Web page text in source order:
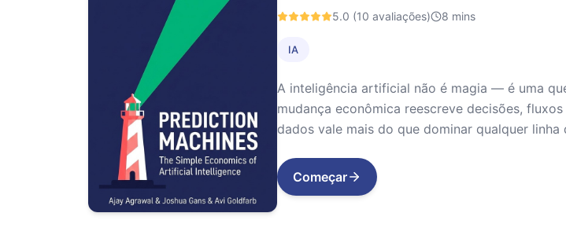
5.0 (10 avaliações) 8 mins
IA
A inteligência artificial não é magia — é uma
mudança econômica reescreve decisões,
dados vale mais do que dominar qualquer linha
Começar